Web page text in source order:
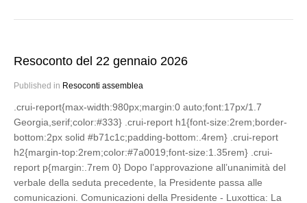
Resoconto del 22 gennaio 2026
Published in Resoconti assemblea
.crui-report{max-width:980px;margin:0 auto;font:17px/1.7
Georgia,serif;color:#333} .crui-report h1{font-size:2rem;border-
bottom:2px solid #b71c1c;padding-bottom:.4rem} .crui-report
h2{margin-top:2rem;color:#7a0019;font-size:1.35rem} .crui-
report p{margin:.7rem 0} Dopo l’approvazione all’unanimità del
verbale della seduta precedente, la Presidente passa alle
comunicazioni. Comunicazioni della Presidente - Luxottica: La